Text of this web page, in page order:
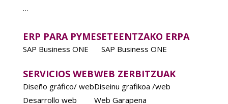
…
ERP PARA PYMES
SAP Business ONE
ETEENTZAKO ERPA
SAP Business ONE
SERVICIOS WEB
Diseño gráfico/ web
Desarrollo web
WEB ZERBITZUAK
Diseinu grafikoa /web
Web Garapena